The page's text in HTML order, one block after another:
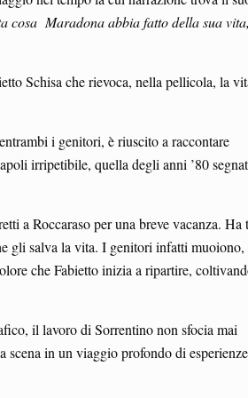
cosa Maradona abbia fatto della sua
Schisa che rievoca, nella pellicola, la
i genitori, è riuscito a raccontare
irripetibile, quella degli anni ’80
a Roccaraso per una breve vacanza. Ha
gli salva la vita. I genitori infatti
che Fabietto inizia a ripartire,
il lavoro di Sorrentino non sfocia mai
scena in un viaggio profondo di